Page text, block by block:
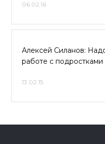
06.02.16
Алексей Силанов:
работе с подростками
13.02.15